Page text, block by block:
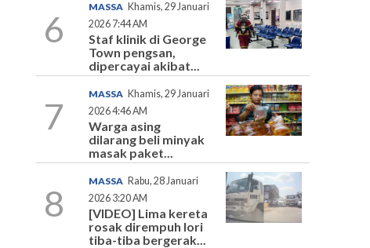
6
MASSA Khamis, 29 Januari
2026 7:44 AM
Staf klinik di George
Town pengsan,
dipercayai akibat...
7
MASSA Khamis, 29 Januari
2026 4:46 AM
Warga asing
dilarang beli minyak
masak paket...
8
MASSA Rabu, 28 Januari
2026 3:20 AM
[VIDEO] Lima kereta
rosak dirempuh lori
tiba-tiba bergerak...